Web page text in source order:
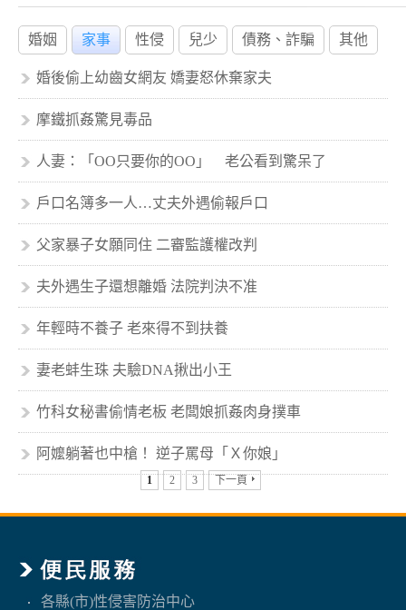
婚姻 家事 性侵 兒少 債務、詐騙 其他
婚後偷上幼齒女網友 嬌妻怒休棄家夫
摩鐵抓姦驚見毒品
人妻：「OO只要你的OO」 老公看到驚呆了
戶口名簿多一人…丈夫外遇偷報戶口
父家暴子女願同住 二審監護權改判
夫外遇生子還想離婚 法院判決不准
年輕時不養子 老來得不到扶養
妻老蚌生珠 夫驗DNA揪出小王
竹科女秘書偷情老板 老闆娘抓姦肉身撲車
阿嬤躺著也中槍！ 逆子罵母「Ｘ你娘」
1 2 3 下一頁
各縣(市)性侵害防治中心